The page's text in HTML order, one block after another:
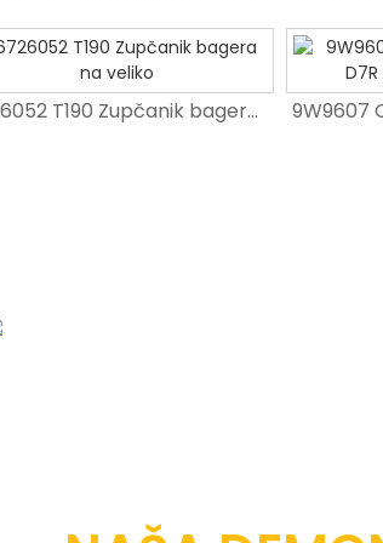
6726052 T190 Zupčanik bagera na veliko
6726052 T190 Zupčanik bagera na veliko